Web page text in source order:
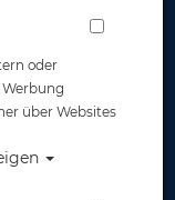
oder
über Websites